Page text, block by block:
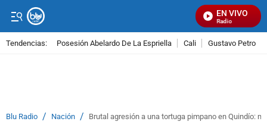
EN VIVO
Señal Visual Radio
Tendencias: Posesión Abelardo De La Espriella Cali Gustavo Petro
Blu Radio / Nación / Brutal agresión a una tortuga pimpano en Quindío: